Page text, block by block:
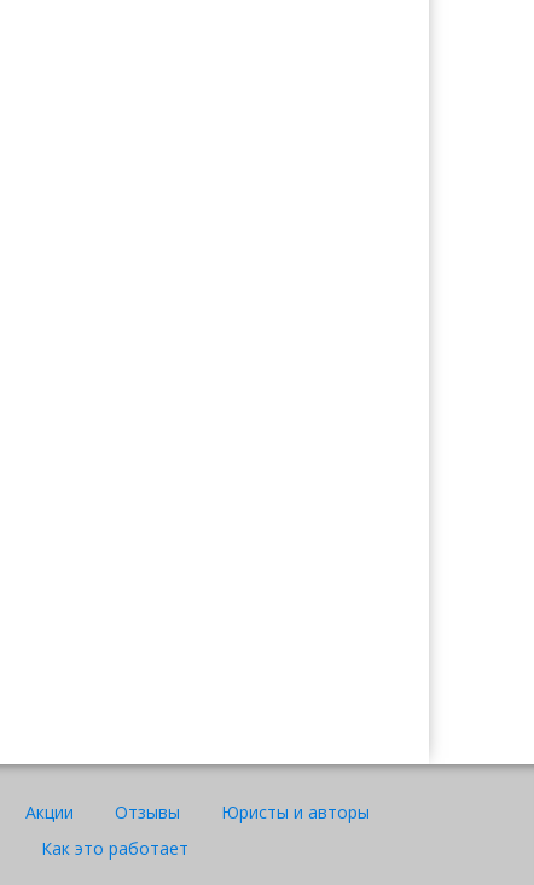
Акции Отзывы
Юристы и авторы
Как это работает